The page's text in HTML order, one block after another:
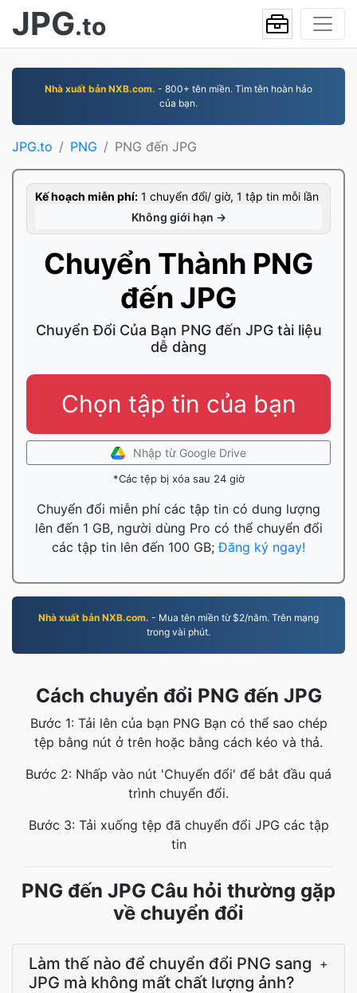
JPG.to
Nhà xuất bản NXB.com. - 800+ tên miền. Tìm tên hoàn hảo
của bạn.
JPG.to PNG PNG đến JPG
Kế hoạch miễn phí: 1 chuyển đổi/ giờ, 1 tập tin mỗi lần
Không giới hạn →
Chuyển Thành PNG
đến JPG
Chuyển Đổi Của Bạn PNG đến JPG tài liệu
dễ dàng
Chọn tập tin của bạn
Nhập từ Google Drive
*Các tệp bị xóa sau 24 giờ
Chuyển đổi miễn phí các tập tin có dung lượng
lên đến 1 GB, người dùng Pro có thể chuyển đổi
các tập tin lên đến 100 GB;Đăng ký ngay!
Nhà xuất bản NXB.com. - Mua tên miền từ $2/năm. Trên mạng
trong vài phút.
Cách chuyển đổi PNG đến JPG
Bước 1: Tải lên của bạn PNG Bạn có thể sao chép
tệp bằng nút ở trên hoặc bằng cách kéo và thả.
Bước 2: Nhấp vào nút 'Chuyển đổi' để bắt đầu quá
trình chuyển đổi.
Bước 3: Tải xuống tệp đã chuyển đổi JPG các tập
tin
PNG đến JPG Câu hỏi thường gặp
về chuyển đổi
Làm thế nào để chuyển đổi PNG sang
JPG mà không mất chất lượng ảnh?
+